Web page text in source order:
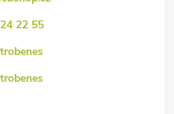
22 55